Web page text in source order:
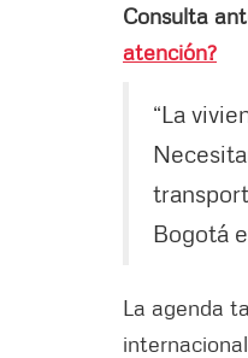
Consulta
atención?
“La
Bogotá
La agenda